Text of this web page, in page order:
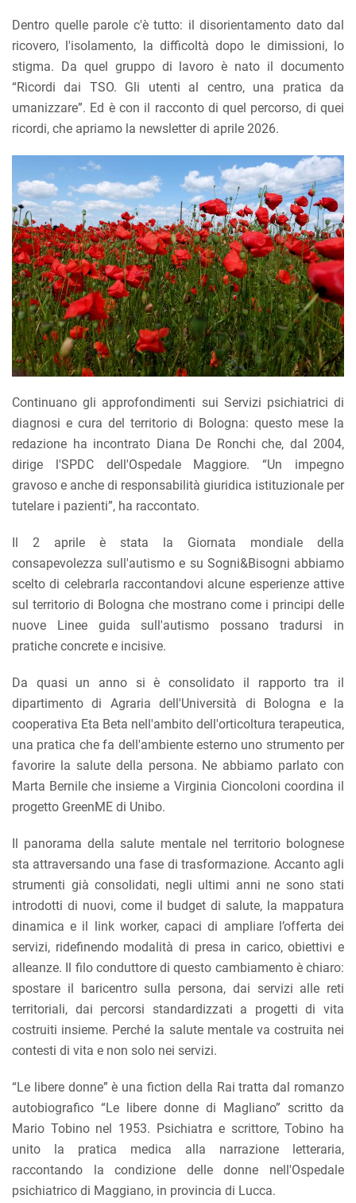
Dentro quelle parole c'è tutto: il disorientamento dato dal
ricovero, l'isolamento, la difficoltà dopo le dimissioni, lo
stigma. Da quel gruppo di lavoro è nato il documento
“Ricordi dai TSO. Gli utenti al centro, una pratica da
umanizzare”. Ed è con il racconto di quel percorso, di quei
ricordi, che apriamo la newsletter di aprile 2026.
Continuano gli approfondimenti sui Servizi psichiatrici di
diagnosi e cura del territorio di Bologna: questo mese la
redazione ha incontrato Diana De Ronchi che, dal 2004,
dirige l'SPDC dell'Ospedale Maggiore. “Un impegno
gravoso e anche di responsabilità giuridica istituzionale per
tutelare i pazienti”, ha raccontato.
Il 2 aprile è stata la Giornata mondiale della
consapevolezza sull'autismo e su Sogni&Bisogni abbiamo
scelto di celebrarla raccontandovi alcune esperienze attive
sul territorio di Bologna che mostrano come i principi delle
nuove Linee guida sull'autismo possano tradursi in
pratiche concrete e incisive.
Da quasi un anno si è consolidato il rapporto tra il
dipartimento di Agraria dell'Università di Bologna e la
cooperativa Eta Beta nell'ambito dell'orticoltura terapeutica,
una pratica che fa dell'ambiente esterno uno strumento per
favorire la salute della persona. Ne abbiamo parlato con
Marta Bernile che insieme a Virginia Cioncoloni coordina il
progetto GreenME di Unibo.
Il panorama della salute mentale nel territorio bolognese
sta attraversando una fase di trasformazione. Accanto agli
strumenti già consolidati, negli ultimi anni ne sono stati
introdotti di nuovi, come il budget di salute, la mappatura
dinamica e il link worker, capaci di ampliare l’offerta dei
servizi, ridefinendo modalità di presa in carico, obiettivi e
alleanze. Il filo conduttore di questo cambiamento è chiaro:
spostare il baricentro sulla persona, dai servizi alle reti
territoriali, dai percorsi standardizzati a progetti di vita
costruiti insieme. Perché la salute mentale va costruita nei
contesti di vita e non solo nei servizi.
“Le libere donne” è una fiction della Rai tratta dal romanzo
autobiografico “Le libere donne di Magliano” scritto da
Mario Tobino nel 1953. Psichiatra e scrittore, Tobino ha
unito la pratica medica alla narrazione letteraria,
raccontando la condizione delle donne nell'Ospedale
psichiatrico di Maggiano, in provincia di Lucca.